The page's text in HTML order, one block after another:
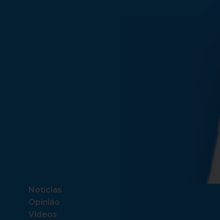
Notícias
Opinião
Vídeos